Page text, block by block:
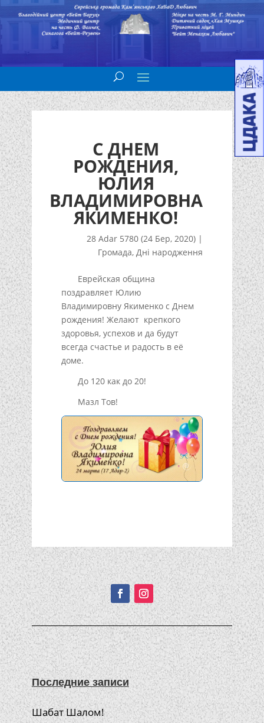
С ДНЕМ
РОЖДЕНИЯ,
ЮЛИЯ
ВЛАДИМИРОВНА
ЯКИМЕНКО!
28 Adar 5780 (24 Бер, 2020) |
Громада,Дні народження
Еврейская община
поздравляет Юлию
Владимировну Якименко с Днем
рождения! Желают крепкого
здоровья, успехов и да будут
всегда счастье и радость в её
доме.
До 120 как до 20!
Мазл Тов!
Подписывайтесь!
Последние записи
Шабат Шалом!